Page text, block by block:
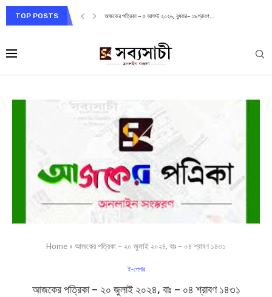
TOP POSTS আজকের পত্রিকা – ৫ আগস্ট ২০২৬, বুধবার– ১৯শ্রাবণ...
Home » আজকের পত্রিকা – ২০ জুলাই ২০২৪, বাঃ – ০৪ শ্রাবণ ১৪৩১
ই-পেপার
আজকের পত্রিকা – ২০ জুলাই ২০২৪, বাঃ – ০৪ শ্রাবণ ১৪৩১